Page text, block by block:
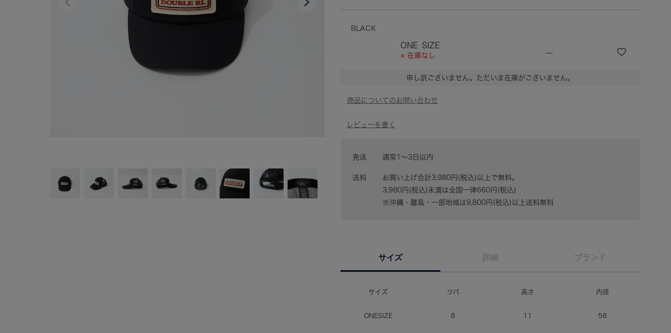
BLACK
ONE_SIZE
× 在庫なし —
申し訳ございません。ただいま在庫がございません。
発送 通常1〜3日以内
送料
お買い上げ合計3,980円(税込)以上で無料。
3,980円(税込)未満は全国一律660円(税込)
※沖縄・離島・一部地域は9,800円(税込)以上送料無料
サイズ 詳細 ブランド
サイズ ツバ 高さ 内径
ONESIZE 8 11 58